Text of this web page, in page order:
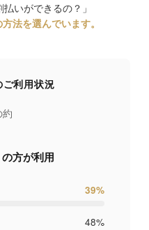
いができるの？」
法を選んでいます。
ご利用状況
の方が利用
39%
48%